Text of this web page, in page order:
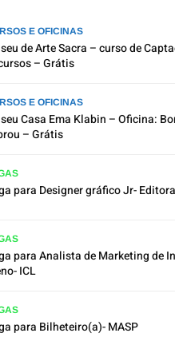
E OFICINAS
de Arte Sacra – curso de
– Grátis
E OFICINAS
Casa Ema Klabin – Oficina:
– Grátis
para Designer gráfico Jr-
para Analista de Marketing de
ICL
para Bilheteiro(a)- MASP